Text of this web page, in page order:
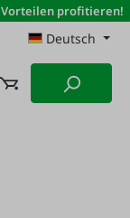
Vorteilen profitieren!
Deutsch